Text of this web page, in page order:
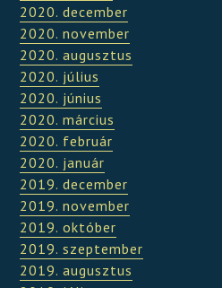
2020. december
2020. november
2020. augusztus
2020. július
2020. június
2020. március
2020. február
2020. január
2019. december
2019. november
2019. október
2019. szeptember
2019. augusztus